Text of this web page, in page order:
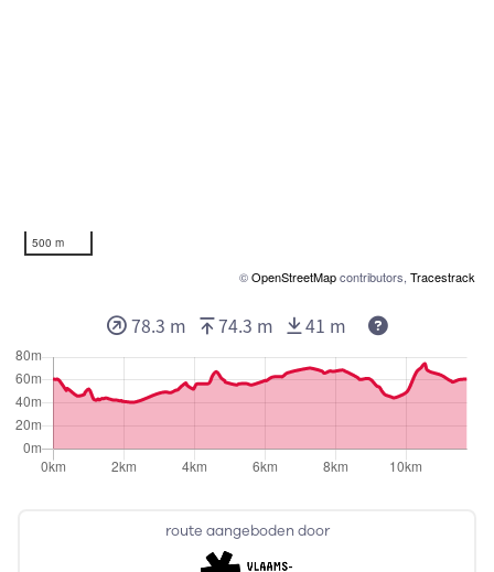
500 m
©OpenStreetMapcontributors, Tracestrack
route aangeboden door
78.3 m 74.3 m 41 m Deze